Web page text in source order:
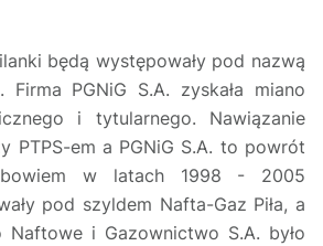
będą występowały pod nazwą
Firma PGNiG S.A. zyskała miano
i tytularnego. Nawiązanie
PTPS-em a PGNiG S.A. to powrót
bowiem w latach 1998 - 2005
pod szyldem Nafta-Gaz Piła, a
Naftowe i Gazownictwo S.A. było